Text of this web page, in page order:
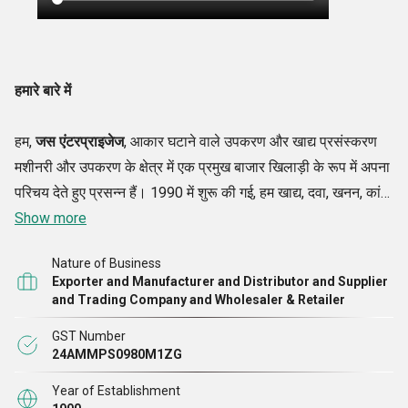
हमारे बारे में
हम,जस एंटरप्राइजेज, आकार घटाने वाले उपकरण और खाद्य प्रसंस्करण
मशीनरी और उपकरण के क्षेत्र में एक प्रमुख बाजार खिलाड़ी के रूप में अपना
परिचय देते हुए प्रसन्न हैं। 1990 में शुरू की गई, हम खाद्य, दवा, खनन, कांच,
सिरेमिक आदि जैसे विभिन्न उद्योगों के लिए प्रयोगशाला पैमाने से लेकर हेवी-
उपकरणों को इंजीनियर और निर्माण करने के लिए नवीनतम तकनीकी
नवाचारों का उपयोग करते हैं।रेड चिली पाउंडिंग मशीन मूल डिजाइन में और
ठोस यांत्रिक और परिचालन दक्षता सुनिश्चित करने के लिए उन्नत स्मैशिंग
तकनीक के साथ हमारे द्वारानिर्मित
शक्ति को कम करने के लिए, इसके अलावा प्राकृतिक स्वाद और सुगंध और
उपज के पोषण गुणों को बनाए रखने के लिए, हमारे व्यापक मॉडल पाउंडिंग हैमर
Show more
Nature of Business
Exporter and Manufacturer and Distributor and Supplier
and Trading Company and Wholesaler & Retailer
GST Number
24AMMPS0980M1ZG
Year of Establishment